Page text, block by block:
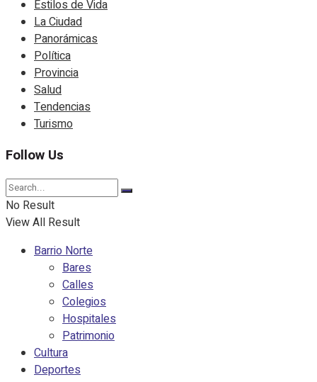
Estilos de Vida
La Ciudad
Panorámicas
Política
Provincia
Salud
Tendencias
Turismo
Follow Us
No Result
View All Result
Barrio Norte
Bares
Calles
Colegios
Hospitales
Patrimonio
Cultura
Deportes